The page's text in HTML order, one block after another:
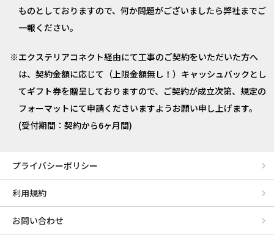
ものとしておりますので、何か問題がございましたら弊社までご
一報ください。
エクステリアコネクト経由にて工事のご契約をいただいた方へ
は、契約金額に応じて（上限金額無し！）キャッシュバックとし
てギフト券を贈呈しておりますので、ご契約が成立次第、規定の
フォーマットにて申請くださいますようお願い申し上げます。
(受付期間：契約から6ヶ月間)
プライバシーポリシー
利用規約
お問い合わせ